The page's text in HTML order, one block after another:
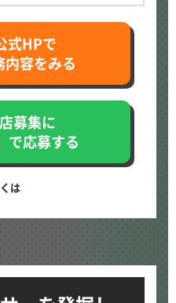
式HPで
容をみる
募集に
で応募する
は